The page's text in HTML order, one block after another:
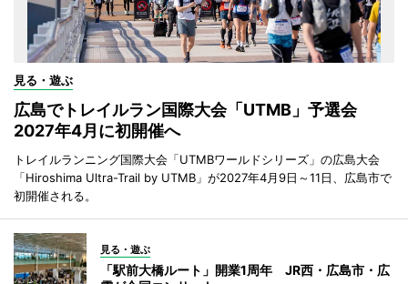
見る・遊ぶ
広島でトレイルラン国際大会「UTMB」予選会
2027年4月に初開催へ
トレイルランニング国際大会「UTMBワールドシリーズ」の広島大会
「Hiroshima Ultra-Trail by UTMB」が2027年4月9日～11日、広島市で
初開催される。
見る・遊ぶ
「駅前大橋ルート」開業1周年 JR西・広島市・広